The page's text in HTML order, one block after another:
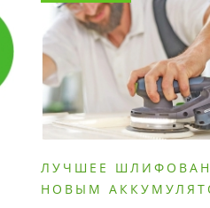
ЛУЧШЕЕ
НОВЫМ